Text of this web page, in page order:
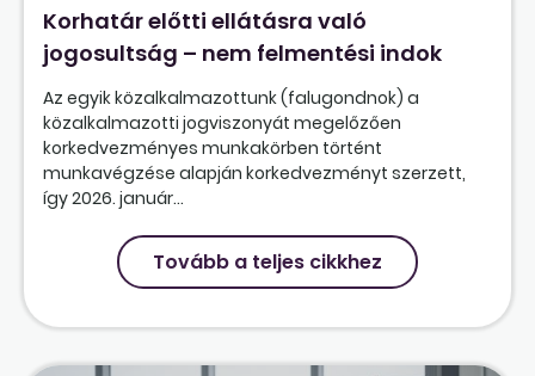
Korhatár előtti ellátásra való
jogosultság – nem felmentési indok
Az egyik közalkalmazottunk (falugondnok) a
közalkalmazotti jogviszonyát megelőzően
korkedvezményes munkakörben történt
munkavégzése alapján korkedvezményt szerzett,
így 2026. január...
Tovább a teljes cikkhez